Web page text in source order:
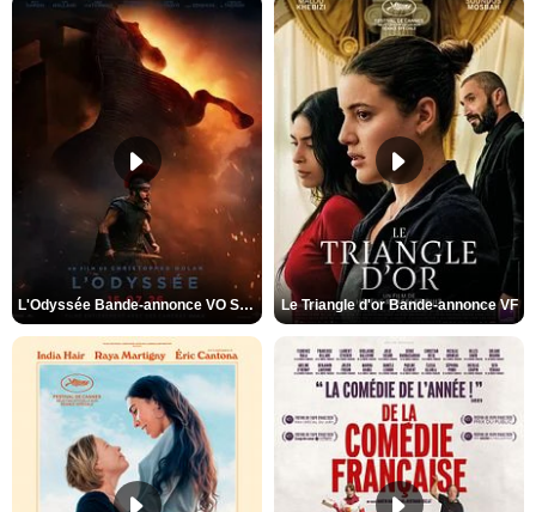
L'Odyssée Bande-annonce VO STFR Le Triangle d'or Bande-annonce VF